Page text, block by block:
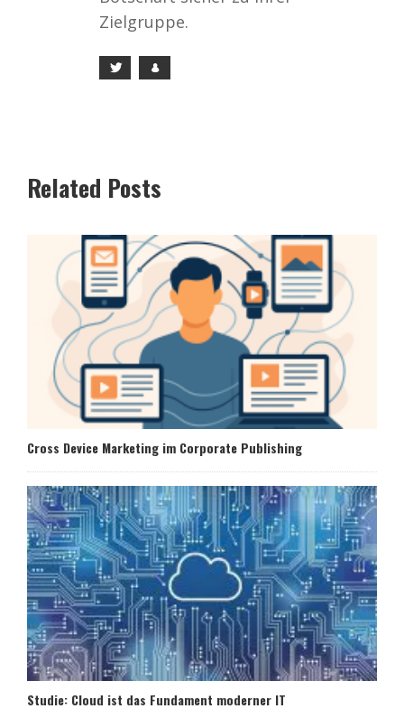
Zielgruppe.
Related Posts
Cross Device Marketing im Corporate Publishing
Studie: Cloud ist das Fundament moderner IT